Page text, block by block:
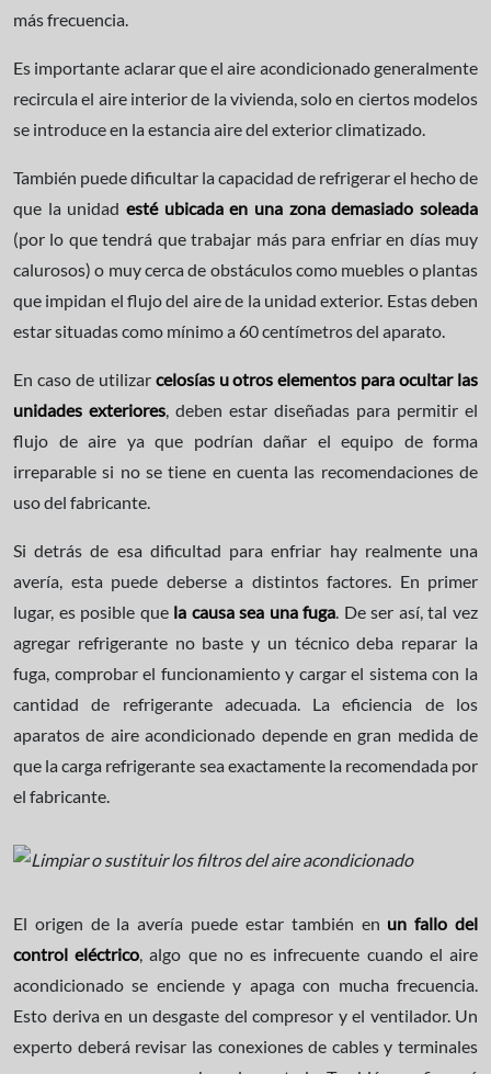
más frecuencia.
Es importante aclarar que el aire acondicionado generalmente
recircula el aire interior de la vivienda, solo en ciertos modelos
se introduce en la estancia aire del exterior climatizado.
También puede dificultar la capacidad de refrigerar el hecho de
que la unidad esté ubicada en una zona demasiado soleada
(por lo que tendrá que trabajar más para enfriar en días muy
calurosos) o muy cerca de obstáculos como muebles o plantas
que impidan el flujo del aire de la unidad exterior. Estas deben
estar situadas como mínimo a 60 centímetros del aparato.
En caso de utilizar celosías u otros elementos para ocultar las
unidades exteriores, deben estar diseñadas para permitir el
flujo de aire ya que podrían dañar el equipo de forma
irreparable si no se tiene en cuenta las recomendaciones de
uso del fabricante.
Si detrás de esa dificultad para enfriar hay realmente una
avería, esta puede deberse a distintos factores. En primer
lugar, es posible que la causa sea una fuga. De ser así, tal vez
agregar refrigerante no baste y un técnico deba reparar la
fuga, comprobar el funcionamiento y cargar el sistema con la
cantidad de refrigerante adecuada. La eficiencia de los
aparatos de aire acondicionado depende en gran medida de
que la carga refrigerante sea exactamente la recomendada por
el fabricante.
El origen de la avería puede estar también en un fallo del
control eléctrico, algo que no es infrecuente cuando el aire
acondicionado se enciende y apaga con mucha frecuencia.
Esto deriva en un desgaste del compresor y el ventilador. Un
experto deberá revisar las conexiones de cables y terminales